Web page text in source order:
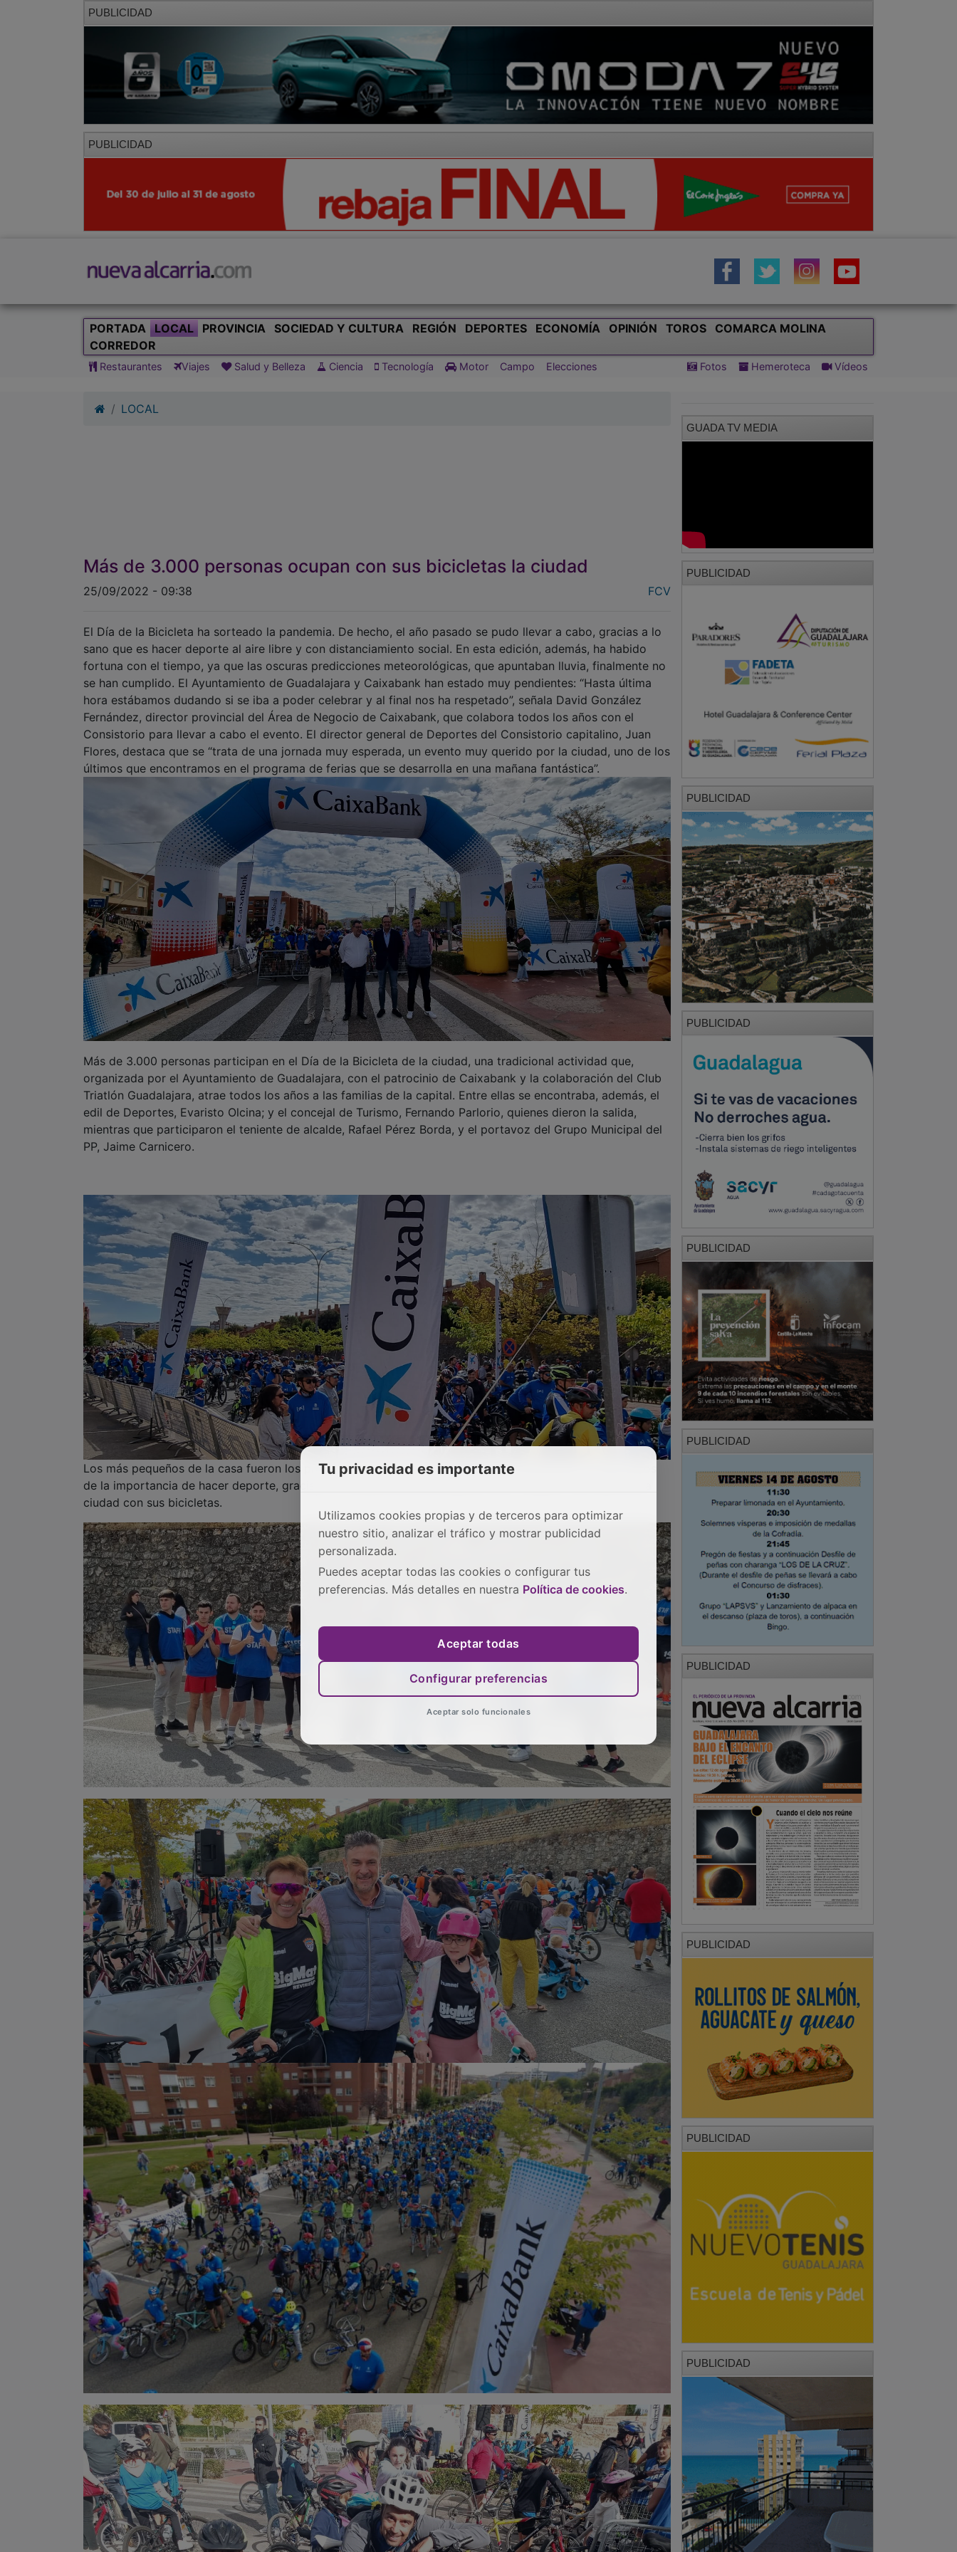
PUBLICIDAD
PUBLICIDAD
PORTADA LOCAL PROVINCIA SOCIEDAD Y CULTURA REGIÓN DEPORTES ECONOMÍA OPINIÓN TOROS
COMARCA MOLINA
CORREDOR
Restaurantes Viajes Salud y Belleza Ciencia Tecnología Motor Campo Elecciones Fotos Hemeroteca Vídeos
LOCAL
Más de 3.000 personas ocupan con sus bicicletas la ciudad
25/09/2022 - 09:38 FCV
El Día de la Bicicleta ha sorteado la pandemia. De hecho, el año pasado se pudo llevar a cabo, gracias a lo
sano que es hacer deporte al aire libre y con distanciamiento social. En esta edición, además, ha habido
fortuna con el tiempo, ya que las oscuras predicciones meteorológicas, que apuntaban lluvia, finalmente no
se han cumplido. El Ayuntamiento de Guadalajara y Caixabank han estado muy pendientes: “Hasta última
hora estábamos dudando si se iba a poder celebrar y al final nos ha respetado”, señala David González
Fernández, director provincial del Área de Negocio de Caixabank, que colabora todos los años con el
Consistorio para llevar a cabo el evento. El director general de Deportes del Consistorio capitalino, Juan
Flores, destaca que se “trata de una jornada muy esperada, un evento muy querido por la ciudad, uno de los
últimos que encontramos en el programa de ferias que se desarrolla en una mañana fantástica”.
Más de 3.000 personas participan en el Día de la Bicicleta de la ciudad, una tradicional actividad que,
organizada por el Ayuntamiento de Guadalajara, con el patrocinio de Caixabank y la colaboración del Club
Triatlón Guadalajara, atrae todos los años a las familias de la capital. Entre ellas se encontraba, además, el
edil de Deportes, Evaristo Olcina; y el concejal de Turismo, Fernando Parlorio, quienes dieron la salida,
mientras que participaron el teniente de alcalde, Rafael Pérez Borda, y el portavoz del Grupo Municipal del
PP, Jaime Carnicero.
Los más pequeños de la casa fueron los protagonistas de esta entrañable cita. Plenamente concienciados
de la importancia de hacer deporte, gracias a la insistencia de sus padres, ellos ocuparon las calles de la
ciudad con sus bicicletas.
GUADA TV MEDIA
PUBLICIDAD
PUBLICIDAD
PUBLICIDAD
PUBLICIDAD
PUBLICIDAD
PUBLICIDAD
PUBLICIDAD
PUBLICIDAD
PUBLICIDAD
Tu privacidad es importante
Utilizamos cookies propias y de terceros para optimizar
nuestro sitio, analizar el tráfico y mostrar publicidad
personalizada.
Puedes aceptar todas las cookies o configurar tus
preferencias. Más detalles en nuestra Política de cookies.
Aceptar todas
Configurar preferencias
Aceptar solo funcionales